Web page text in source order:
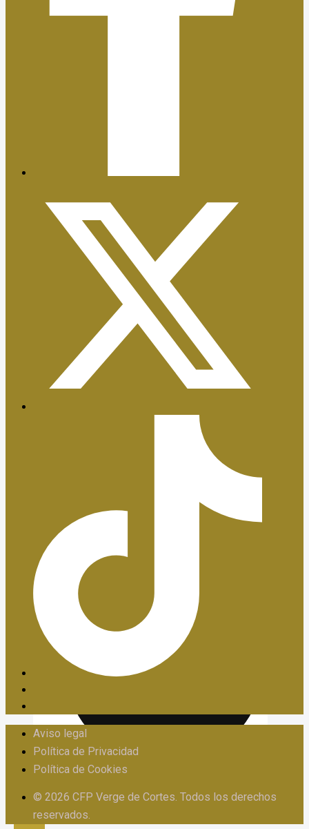
Certificaciones ISO
X
Aviso legal
Política de Privacidad
Política de Cookies
© 2026 CFP Verge de Cortes. Todos los derechos
reservados.